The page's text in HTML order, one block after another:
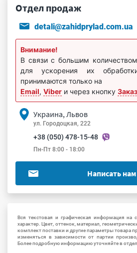
Отдел продаж
detali@zahidprylad.com.ua
Внимание!
В связи с большим
для ускорения их
принимаются только на
Email, Viber и через кнопку
Украина, Львов
ул. Городоцкая, 222
+38 (050) 478-15-48
Пн-Пт 8:00 - 18:00
Написать нам
Вся текстовая и графическая информация на
характер. Цвет, оттенок, материал,
комплект поставки и другие параметры товара
изменяться в зависимости от партии
Более подробную информацию уточняйте в